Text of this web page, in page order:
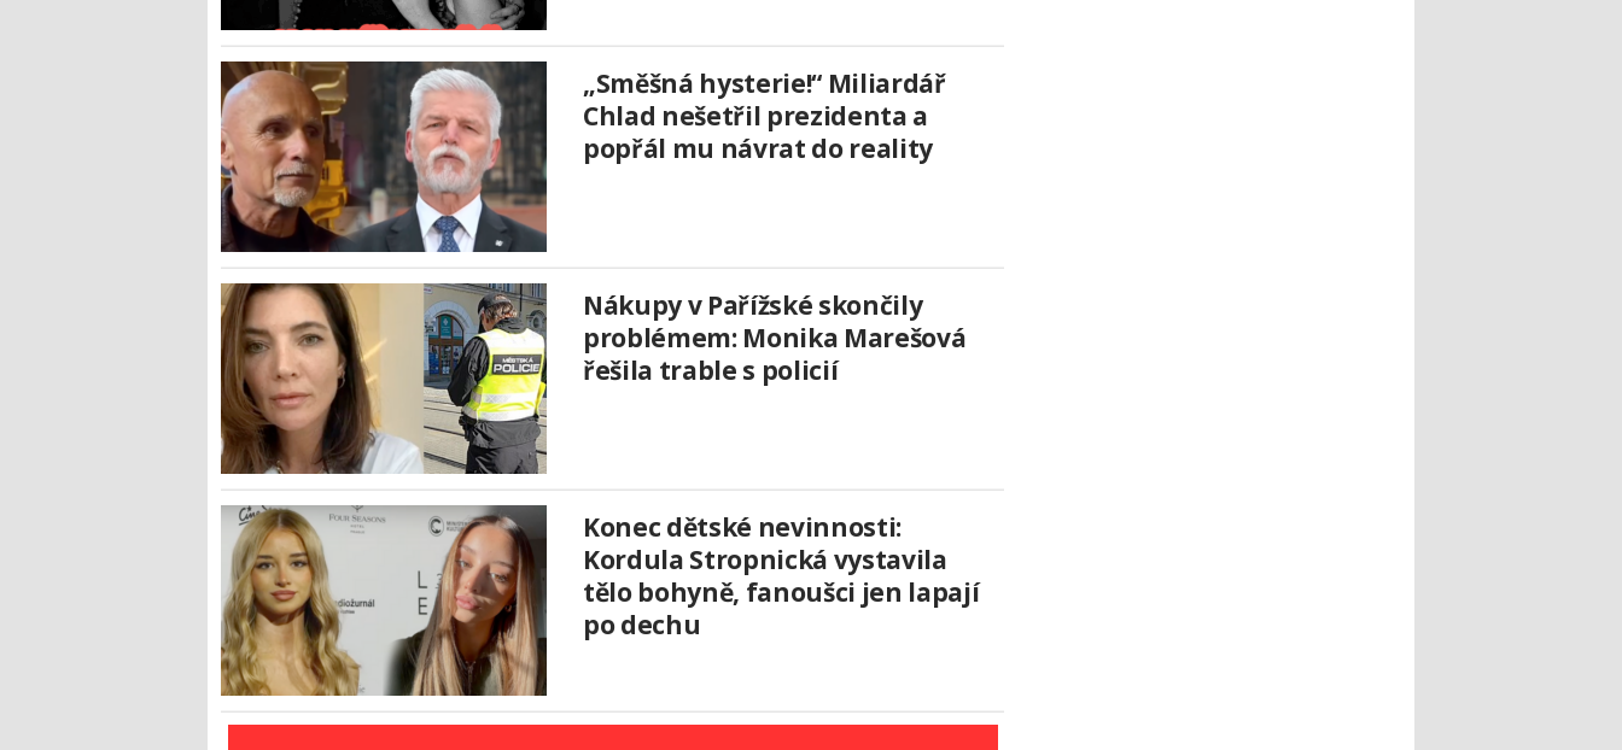
„Směšná hysterie!“ Miliardář
Chlad nešetřil prezidenta a
popřál mu návrat do reality
Nákupy v Pařížské skončily
problémem: Monika Marešová
řešila trable s policií
Konec dětské nevinnosti:
Kordula Stropnická vystavila
tělo bohyně, fanoušci jen lapají
po dechu